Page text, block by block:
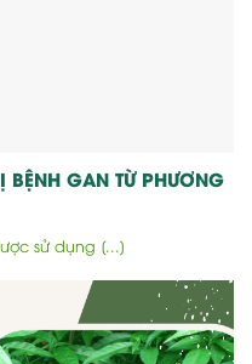
GAN TỪ PHƯƠNG
sử dụng [...]